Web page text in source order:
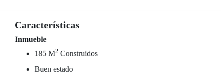
Características
Inmueble
185 M2 Construidos
Buen estado